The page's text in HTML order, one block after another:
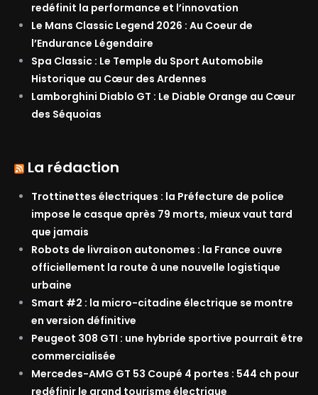
redéfinit la performance et l’innovation
Le Mans Classic Legend 2026 : Au Coeur de
l’Endurance Légendaire
Spa Classic : Le Temple du Sport Automobile
Historique au Cœur des Ardennes
Lamborghini Diablo GT : Le Diable Orange au Cœur
des Séquoias
La rédaction
Trottinettes électriques : la Préfecture de police
impose le casque après 79 morts, mieux vaut tard
que jamais
Robots de livraison autonomes : la France ouvre
officiellement la route à une nouvelle logistique
urbaine
Smart #2 : la micro-citadine électrique se montre
en version définitive
Peugeot 308 GTI : une hybride sportive pourrait être
commercialisée
Mercedes-AMG GT 53 Coupé 4 portes : 544 ch pour
redéfinir le grand tourisme électrique